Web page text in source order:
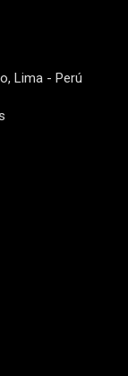
Lima - Perú